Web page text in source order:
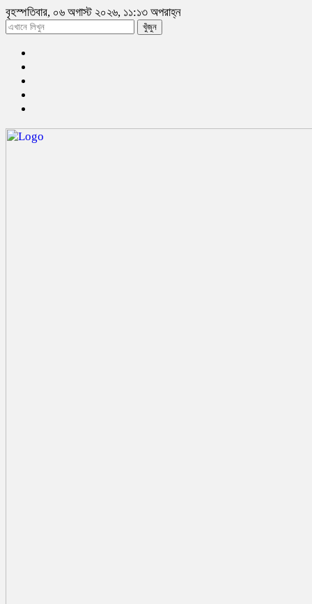
বৃহস্পতিবার, ০৬ অগাস্ট ২০২৬, ১১:১৩ অপরাহ্ন
খুঁজুন